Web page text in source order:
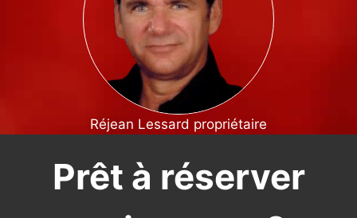
Réjean Lessard propriétaire
Prêt à réserver